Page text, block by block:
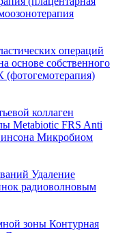
операций
основе собственного
коллаген
Metabiotic FRS Anti
Микробиом
Удаление
радиоволновым
зоны Контурная